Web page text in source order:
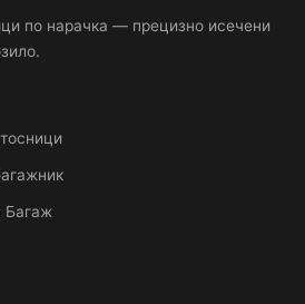
по нарачка — прецизно исечени
Багаж